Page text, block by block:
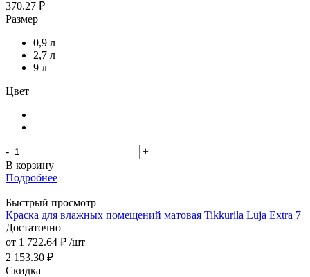
370.27 ₽
Размер
0,9 л
2,7 л
9 л
Цвет
-
+
В корзину
Подробнее
Быстрый просмотр
Краска для влажных помещений матовая Tikkurila Luja Extra 7
Достаточно
от 1 722.64 ₽ /шт
2 153.30 ₽
Скидка